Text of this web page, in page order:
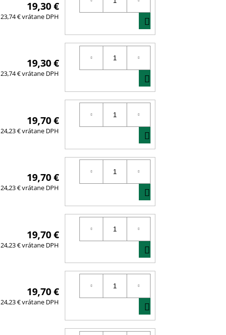
19,30 €
23,74 € vrátane DPH
KOŠÍKA
19,30 €
23,74 € vrátane DPH
KOŠÍKA
19,70 €
24,23 € vrátane DPH
KOŠÍKA
19,70 €
24,23 € vrátane DPH
KOŠÍKA
19,70 €
24,23 € vrátane DPH
KOŠÍKA
19,70 €
24,23 € vrátane DPH
KOŠÍKA